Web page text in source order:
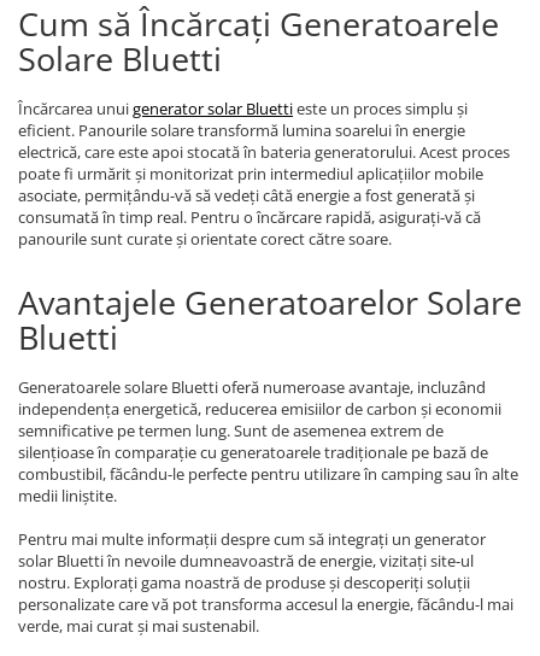
Accesorii instrumente de masura
Camere Termice
Osciloscoape
Lichidare stoc
Cum să Încărcați Generatoarele
Solare Bluetti
Încărcarea unuigenerator solar Bluettieste un proces simplu și
eficient. Panourile solare transformă lumina soarelui în energie
electrică, care este apoi stocată în bateria generatorului. Acest proces
poate fi urmărit și monitorizat prin intermediul aplicațiilor mobile
asociate, permițându-vă să vedeți câtă energie a fost generată și
consumată în timp real. Pentru o încărcare rapidă, asigurați-vă că
panourile sunt curate și orientate corect către soare.
Avantajele Generatoarelor Solare
Bluetti
Generatoarele solare Bluetti oferă numeroase avantaje, incluzând
independența energetică, reducerea emisiilor de carbon și economii
semnificative pe termen lung. Sunt de asemenea extrem de
silențioase în comparație cu generatoarele tradiționale pe bază de
combustibil, făcându-le perfecte pentru utilizare în camping sau în alte
medii liniștite.
Pentru mai multe informații despre cum să integrați un generator
solar Bluetti în nevoile dumneavoastră de energie, vizitați site-ul
nostru. Explorați gama noastră de produse și descoperiți soluții
personalizate care vă pot transforma accesul la energie, făcându-l mai
verde, mai curat și mai sustenabil.